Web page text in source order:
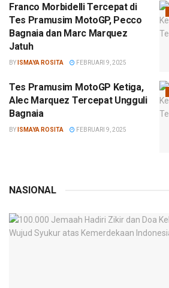
Franco Morbidelli Tercepat di
Tes Pramusim MotoGP, Pecco
Bagnaia dan Marc Marquez
Jatuh
BY ISMAYA ROSITA FEBRUARI 9, 2025
Tes Pramusim MotoGP Ketiga,
Alec Marquez Tercepat Ungguli
Bagnaia
BY ISMAYA ROSITA FEBRUARI 9, 2025
NASIONAL